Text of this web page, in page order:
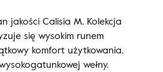
jakości Calisia M. Kolekcja
się wysokim runem
komfort użytkowania.
wełny.